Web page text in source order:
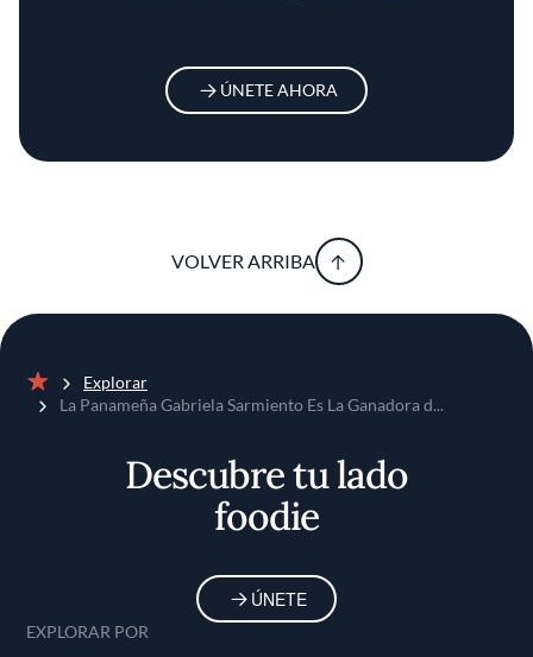
ÚNETE AHORA
VOLVER ARRIBA
Inicio
Explorar
La Panameña Gabriela Sarmiento Es La Ganadora d...
Descubre tu lado
foodie
ÚNETE
EXPLORAR POR